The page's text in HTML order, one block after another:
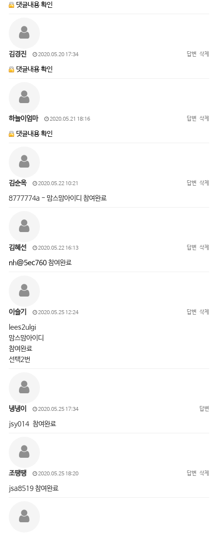
댓글내용 확인
김경진 2020.05.20 17:34 답변 삭제
댓글내용 확인
하늘이엄마 2020.05.21 18:16 답변 삭제
댓글내용 확인
김순옥 2020.05.22 10:21 답변 삭제
8777774a - 맘스맘아이디 참여완료
김혜선 2020.05.22 16:13 답변 삭제
nh@5ec760참여완료
이슬기 2020.05.25 12:24 답변 삭제
lees2ulgi
맘스맘아이디
참여완료
선택2번
녕녕이 2020.05.25 17:34 답변
jsy014 참여완료
조땡땡 2020.05.25 18:20 답변 삭제
jsa8519 참여완료